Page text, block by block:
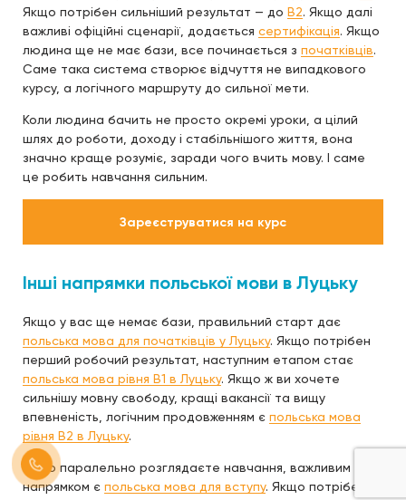
Якщо потрібен сильніший результат — до B2. Якщо далі
важливі офіційні сценарії, додається сертифікація. Якщо
людина ще не має бази, все починається з початківців.
Саме така система створює відчуття не випадкового
курсу, а логічного маршруту до сильної мети.
Коли людина бачить не просто окремі уроки, а цілий
шлях до роботи, доходу і стабільнішого життя, вона
значно краще розуміє, заради чого вчить мову. І саме
це робить навчання сильним.
Зареєструватися на курс
Інші напрямки польської мови в Луцьку
Якщо у вас ще немає бази, правильний старт дає
польська мова для початківців у Луцьку. Якщо потрібен
перший робочий результат, наступним етапом стає
польська мова рівня B1 в Луцьку. Якщо ж ви хочете
сильнішу мовну свободу, кращі вакансії та вищу
впевненість, логічним продовженням є польська мова
рівня B2 в Луцьку.
Якщо паралельно розглядаєте навчання, важливим
напрямком є польська мова для вступу. Якщо потрібен